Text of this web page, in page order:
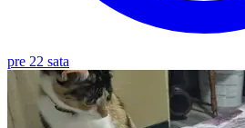
pre 22 sata